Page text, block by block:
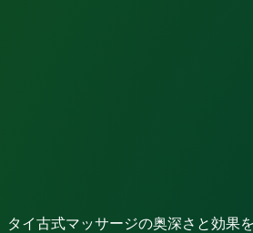
タイ古式マッサージの奥深さと効果